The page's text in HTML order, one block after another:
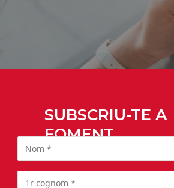
SUBSCRIU-TE A
FOMENT